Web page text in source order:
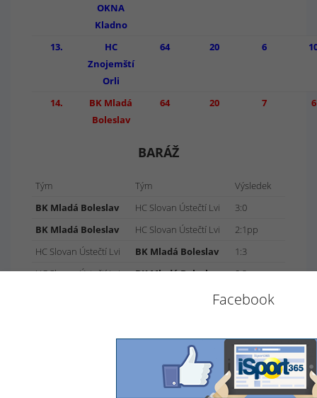
OKNA
Kladno
13.
HC
Znojemští
Orli
64 20 6
14.
BK Mladá
Boleslav
64 20 7 6
BARÁŽ
Tým Tým
Výsledek
BK Mladá Boleslav
HC Slovan Ústečtí Lvi
3:0
BK Mladá Boleslav
HC Slovan Ústečtí Lvi
2:1pp
HC Slovan Ústečtí Lvi
BK Mladá Boleslav
1:3
HC Slovan Ústečtí Lvi
BK Mladá Boleslav 0:2
Facebook